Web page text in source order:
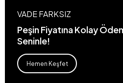
VADE FARKSIZ
Peşin Fiyatına Kolay
Seninle!
Hemen Keşfet